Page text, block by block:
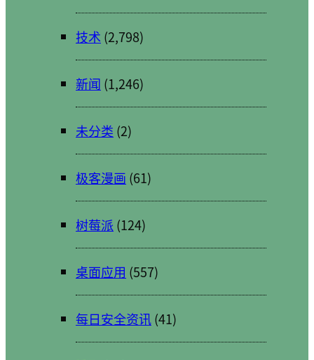
技术 (2,798)
新闻 (1,246)
未分类 (2)
极客漫画 (61)
树莓派 (124)
桌面应用 (557)
每日安全资讯(41)